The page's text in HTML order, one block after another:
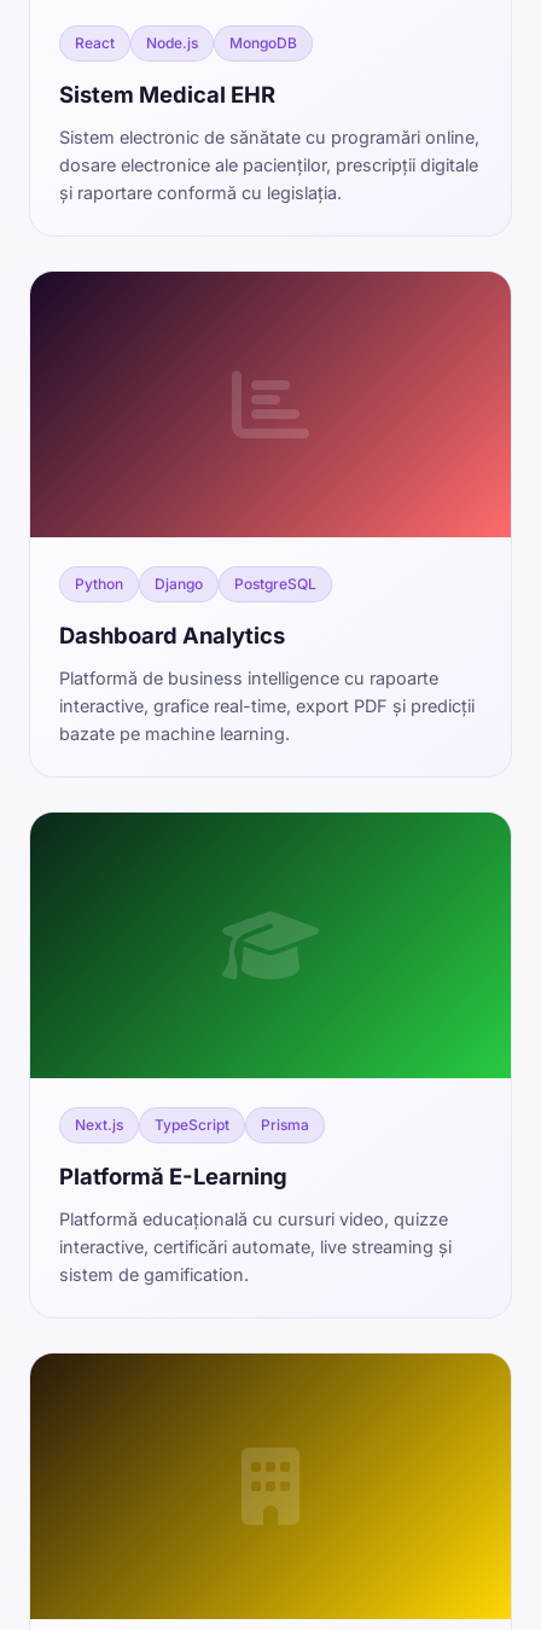
React Node.js MongoDB
Sistem Medical EHR
Sistem electronic de sănătate cu programări online,
dosare electronice ale pacienților, prescripții digitale
și raportare conformă cu legislația.
Python Django PostgreSQL
Dashboard Analytics
Platformă de business intelligence cu rapoarte
interactive, grafice real-time, export PDF și predicții
bazate pe machine learning.
Next.js TypeScript Prisma
Platformă E-Learning
Platformă educațională cu cursuri video, quizze
interactive, certificări automate, live streaming și
sistem de gamification.